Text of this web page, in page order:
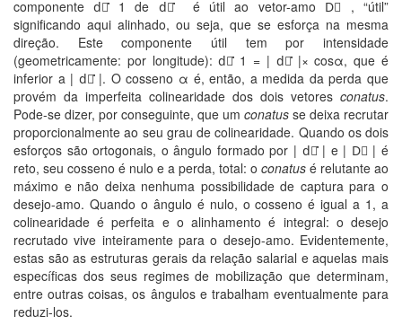
componente d⃗ ̇̇̇1 de d⃗ ̇̇̇ é útil ao vetor-amo D⃗ , “útil”
significando aqui alinhado, ou seja, que se esforça na mesma
direção. Este componente útil tem por intensidade
(geometricamente: por longitude): d⃗ ̇̇̇1 = | d⃗ ̇̇̇|× cosα, que é
inferior a | d⃗ ̇̇̇|. O cosseno α é, então, a medida da perda que
provém da imperfeita colinearidade dos dois vetores conatus.
Pode-se dizer, por conseguinte, que um conatus se deixa recrutar
proporcionalmente ao seu grau de colinearidade. Quando os dois
esforços são ortogonais, o ângulo formado por | d⃗ ̇̇̇| e | D⃗ | é
reto, seu cosseno é nulo e a perda, total: o conatus é relutante ao
máximo e não deixa nenhuma possibilidade de captura para o
desejo-amo. Quando o ângulo é nulo, o cosseno é igual a 1, a
colinearidade é perfeita e o alinhamento é integral: o desejo
recrutado vive inteiramente para o desejo-amo. Evidentemente,
estas são as estruturas gerais da relação salarial e aquelas mais
específicas dos seus regimes de mobilização que determinam,
entre outras coisas, os ângulos e trabalham eventualmente para
reduzi-los.